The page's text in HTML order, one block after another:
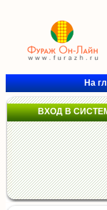
На
ВХОД В